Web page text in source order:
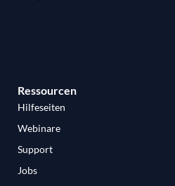
Ressourcen
Hilfeseiten
Webinare
Support
Jobs